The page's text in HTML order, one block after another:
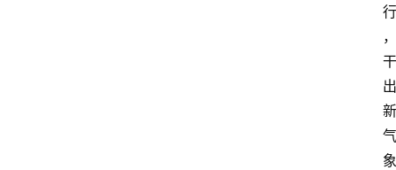
行
，
干
出
新
气
象